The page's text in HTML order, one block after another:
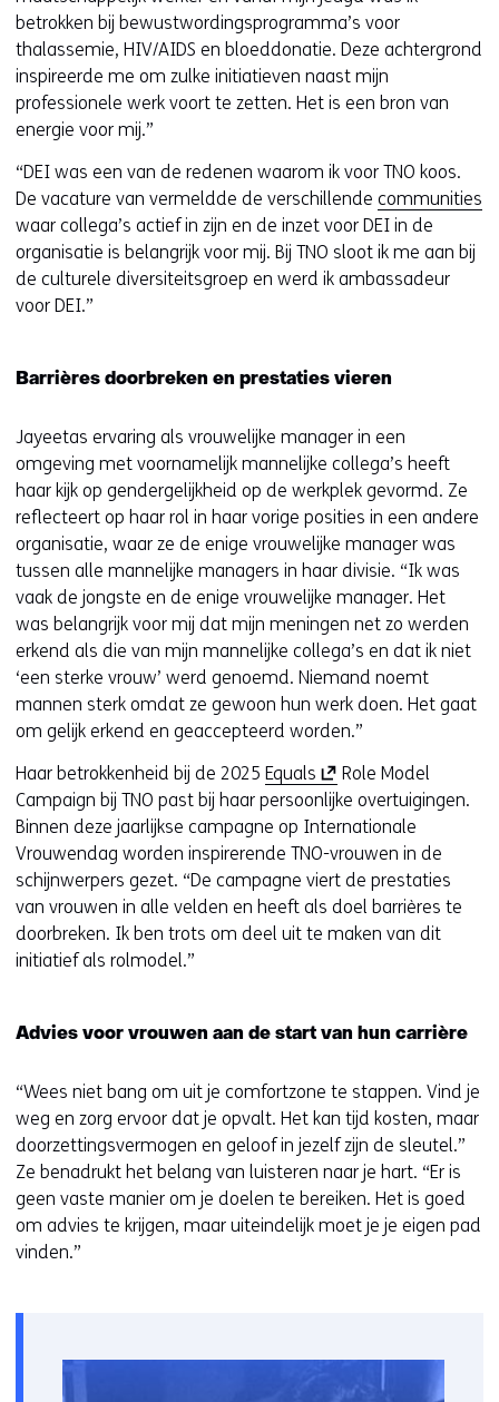
betrokken bij bewustwordingsprogramma’s voor
thalassemie, HIV/AIDS en bloeddonatie. Deze achtergrond
inspireerde me om zulke initiatieven naast mijn
professionele werk voort te zetten. Het is een bron van
energie voor mij.”
“DEI was een van de redenen waarom ik voor TNO koos.
De vacature van vermeldde de verschillende communities
waar collega’s actief in zijn en de inzet voor DEI in de
organisatie is belangrijk voor mij. Bij TNO sloot ik me aan bij
de culturele diversiteitsgroep en werd ik ambassadeur
voor DEI.”
Barrières doorbreken en prestaties vieren
Jayeetas ervaring als vrouwelijke manager in een
omgeving met voornamelijk mannelijke collega’s heeft
haar kijk op gendergelijkheid op de werkplek gevormd. Ze
reflecteert op haar rol in haar vorige posities in een andere
organisatie, waar ze de enige vrouwelijke manager was
tussen alle mannelijke managers in haar divisie. “Ik was
vaak de jongste en de enige vrouwelijke manager. Het
was belangrijk voor mij dat mijn meningen net zo werden
erkend als die van mijn mannelijke collega’s en dat ik niet
‘een sterke vrouw’ werd genoemd. Niemand noemt
mannen sterk omdat ze gewoon hun werk doen. Het gaat
om gelijk erkend en geaccepteerd worden.”
Haar betrokkenheid bij de 2025 Equals (
o
p
e
n
t
i
e
w
v
e
n
s
t
v
Role Model
Campaign bij TNO past bij haar persoonlijke overtuigingen.
Binnen deze jaarlijkse campagne op Internationale
Vrouwendag worden inspirerende TNO-vrouwen in de
schijnwerpers gezet. “De campagne viert de prestaties
van vrouwen in alle velden en heeft als doel barrières te
doorbreken. Ik ben trots om deel uit te maken van dit
initiatief als rolmodel.”
Advies voor vrouwen aan de start van hun carrière
“Wees niet bang om uit je comfortzone te stappen. Vind je
weg en zorg ervoor dat je opvalt. Het kan tijd kosten, maar
doorzettingsvermogen en geloof in jezelf zijn de sleutel.”
Ze benadrukt het belang van luisteren naar je hart. “Er is
geen vaste manier om je doelen te bereiken. Het is goed
om advies te krijgen, maar uiteindelijk moet je je eigen pad
vinden.”